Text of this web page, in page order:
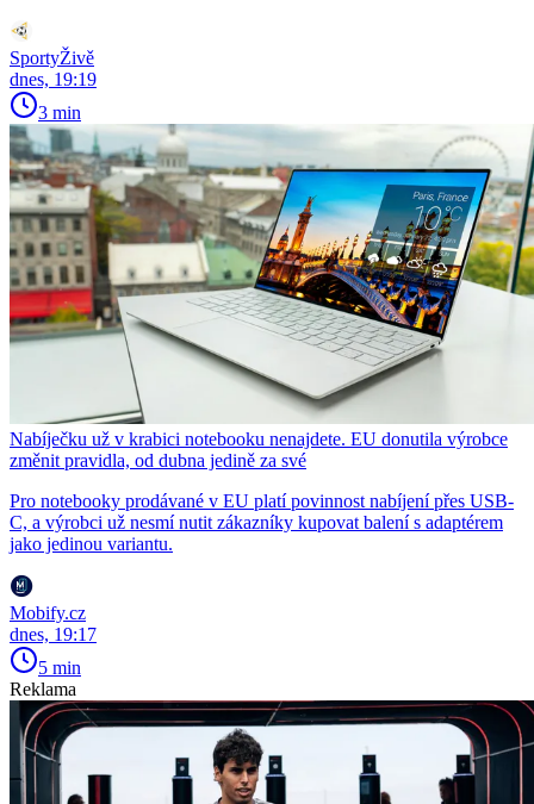
SportyŽivě
dnes, 19:19
3 min
Nabíječku už v krabici notebooku nenajdete. EU donutila výrobce
změnit pravidla, od dubna jedině za své
Pro notebooky prodávané v EU platí povinnost nabíjení přes USB-
C, a výrobci už nesmí nutit zákazníky kupovat balení s adaptérem
jako jedinou variantu.
Mobify.cz
dnes, 19:17
5 min
Reklama